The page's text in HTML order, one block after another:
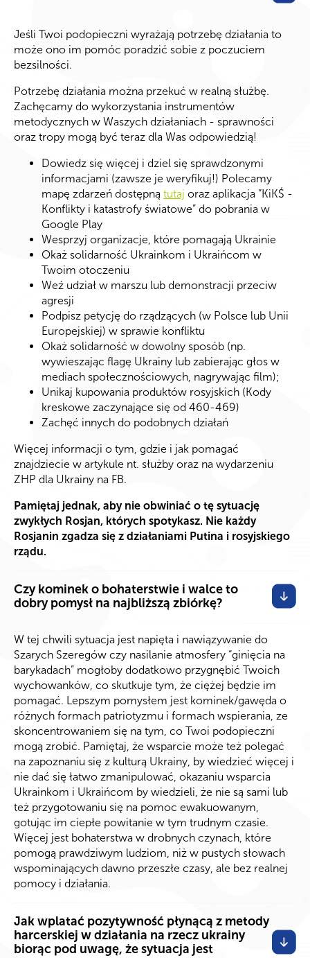
Jeśli Twoi podopieczni wyrażają potrzebę działania to
może ono im pomóc poradzić sobie z poczuciem
bezsilności.
Potrzebę działania można przekuć w realną służbę.
Zachęcamy do wykorzystania instrumentów
metodycznych w Waszych działaniach - sprawności
oraz tropy mogą być teraz dla Was odpowiedzią!
Dowiedz się więcej i dziel się sprawdzonymi
informacjami (zawsze je weryfikuj!) Polecamy
mapę zdarzeń dostępną tutaj oraz aplikacja “KiKŚ -
Konflikty i katastrofy światowe” do pobrania w
Google Play
Wesprzyj organizacje, które pomagają Ukrainie
Okaż solidarność Ukrainkom i Ukraińcom w
Twoim otoczeniu
Weź udział w marszu lub demonstracji przeciw
agresji
Podpisz petycję do rządzących (w Polsce lub Unii
Europejskiej) w sprawie konfliktu
Okaż solidarność w dowolny sposób (np.
wywieszając flagę Ukrainy lub zabierając głos w
mediach społecznościowych, nagrywając film);
Unikaj kupowania produktów rosyjskich (Kody
kreskowe zaczynające się od 460-469)
Zachęć innych do podobnych działań
Więcej informacji o tym, gdzie i jak pomagać
znajdziecie w artykule nt. służby oraz na wydarzeniu
ZHP dla Ukrainy na FB.
Pamiętaj jednak, aby nie obwiniać o tę sytuację
zwykłych Rosjan, których spotykasz. Nie każdy
Rosjanin zgadza się z działaniami Putina i rosyjskiego
rządu.
Czy kominek o bohaterstwie i walce to
dobry pomysł na najbliższą zbiórkę?
W tej chwili sytuacja jest napięta i nawiązywanie do
Szarych Szeregów czy nasilanie atmosfery “ginięcia na
barykadach” mogłoby dodatkowo przygnębić Twoich
wychowanków, co skutkuje tym, że ciężej będzie im
pomagać. Lepszym pomysłem jest kominek/gawęda o
różnych formach patriotyzmu i formach wspierania, ze
skoncentrowaniem się na tym, co Twoi podopieczni
mogą zrobić. Pamiętaj, że wsparcie może też polegać
na zapoznaniu się z kulturą Ukrainy, by wiedzieć więcej i
nie dać się łatwo zmanipulować, okazaniu wsparcia
Ukrainkom i Ukraińcom by wiedzieli, że nie są sami lub
też przygotowaniu się na pomoc ewakuowanym,
gotując im ciepłe powitanie w tym trudnym czasie.
Więcej jest bohaterstwa w drobnych czynach, które
pomogą prawdziwym ludziom, niż w pustych słowach
wspominających dawno przeszłe czasy, ale bez realnej
pomocy i działania.
Jak wplatać pozytywność płynącą z metody
harcerskiej w działania na rzecz ukrainy
biorąc pod uwagę, że sytuacja jest